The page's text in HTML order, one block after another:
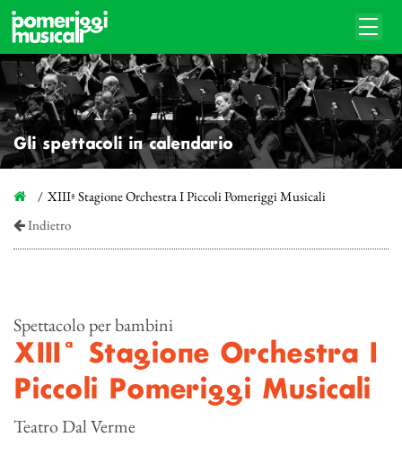
Gli spettacoli in calendario
XIIIª Stagione Orchestra I Piccoli Pomeriggi Musicali
Indietro
Spettacolo per bambini
XIIIª Stagione Orchestra I
Piccoli Pomeriggi Musicali
Teatro Dal Verme